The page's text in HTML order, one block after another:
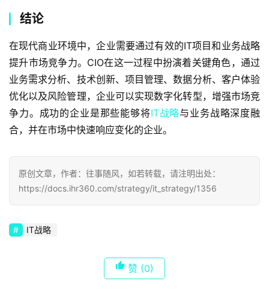
结论
在现代商业环境中，企业需要通过有效的IT项目和业务战略
提升市场竞争力。CIO在这一过程中扮演着关键角色，通过
业务需求分析、技术创新、项目管理、数据分析、客户体验
优化以及风险管理，企业可以实现数字化转型，增强市场竞
争力。成功的企业是那些能够将IT战略与业务战略深度融
合，并在市场中快速响应变化的企业。
原创文章，作者：往事随风，如若转载，请注明出处：
https://docs.ihr360.com/strategy/it_strategy/1356
IT战略
赞 (0)